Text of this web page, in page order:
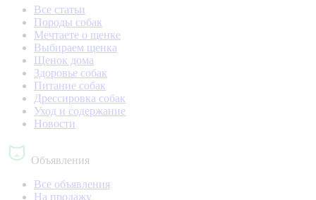
Все статьи
Породы собак
Мечтаете о щенке
Выбираем щенка
Щенок дома
Здоровье собак
Питание собак
Дрессировка собак
Уход и содержание
Новости
Объявления
Все объявления
На продажу